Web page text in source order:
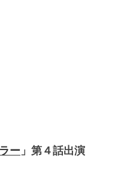
ー 」第４話出演